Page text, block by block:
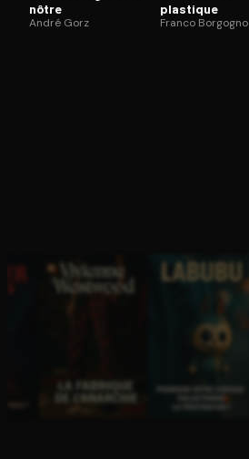
nôtre
André Gorz
plastique
Franco Borgogno